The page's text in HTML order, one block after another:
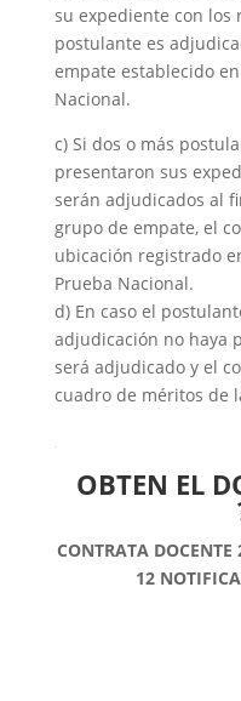
su expediente con los
postulante es
empate establecido
Nacional.
c) Si dos o más
presentaron sus
serán adjudicados al
grupo de empate, el
ubicación registrado
Prueba Nacional.
d) En caso el
adjudicación no haya
será adjudicado y el
cuadro de méritos de
OBTEN EL
CONTRATA
12